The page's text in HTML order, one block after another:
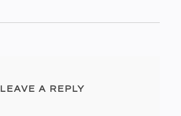
LEAVE A REPLY